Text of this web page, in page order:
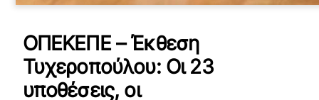
ΟΠΕΚΕΠΕ – Έκθεση
Τυχεροπούλου: Οι 23
υποθέσεις, οι